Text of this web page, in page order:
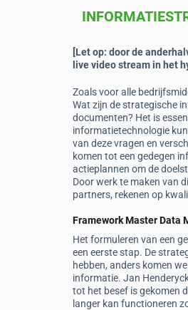
[Let op: door de
live video stream in het
Zoals voor alle
Wat zijn de strategische
documenten? Het is
informatietechnologie
van deze vragen en
komen tot een gedegen
actieplannen om de
Door werk te maken van
partners, rekenen op
Framework Master Data
Het formuleren van een
een eerste stap. De
hebben, anders komen
informatie. Jan
tot het besef is gekomen
langer kan functioneren
theoretisch
voor de
“Super